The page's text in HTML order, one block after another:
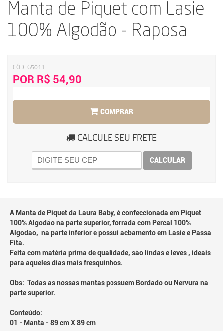
Manta de Piquet com Lasie
100% Algodão - Raposa
CÓD: G5011
POR R$ 54,90
COMPRAR
CALCULE SEU FRETE
CALCULAR
A Manta de Piquet da Laura Baby, é confeccionada em Piquet
100% Algodão na parte superior, forrada com Percal 100%
Algodão, na parte inferior e possui acbamento em Lasie e Passa
Fita.
Feita com matéria prima de qualidade, são lindas e leves , ideais
para aqueles dias mais fresquinhos.
Obs: Todas as nossas mantas possuem Bordado ou Nervura na
parte superior.
Conteúdo:
01 - Manta - 89 cm X 89 cm